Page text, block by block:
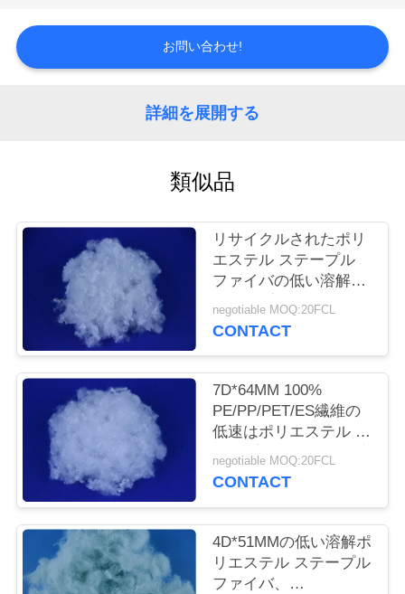
つ
場
品
質
私
お問い合わせ!
詳細を展開する
類似品
リサイクルされたポリ
エステル ステープル
ファイバの低い溶解の
ステープル ファイバ、
枕詰物のための
negotiable MOQ:20FCL
CONTACT
7D*64MM 100%
PE/PP/PET/ES繊維の
低速はポリエステル ス
テープル ファイバを溶
かす
negotiable MOQ:20FCL
CONTACT
4D*51MMの低い溶解ポ
リエステル ステープル
ファイバ、